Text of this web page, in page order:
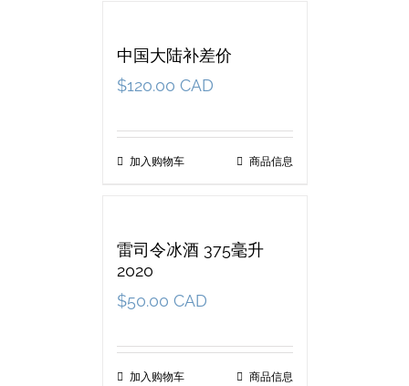
中国大陆补差价
$120.00 CAD
加入购物车 商品信息
雷司令冰酒 375毫升
2020
$50.00 CAD
加入购物车 商品信息